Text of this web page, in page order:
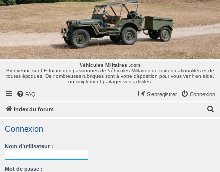
Véhicules Militaires .com
Bienvenue sur LE forum des passionnés de Véhicules Militaires de toutes nationalités et de
toutes époques. De nombreuses rubriques sont à votre disposition pour vous venir en aide,
ou simplement partager vos activités.
FAQ Connexion
S’enregistrer
Index du forum
Connexion
Nom d’utilisateur :
Mot de passe :